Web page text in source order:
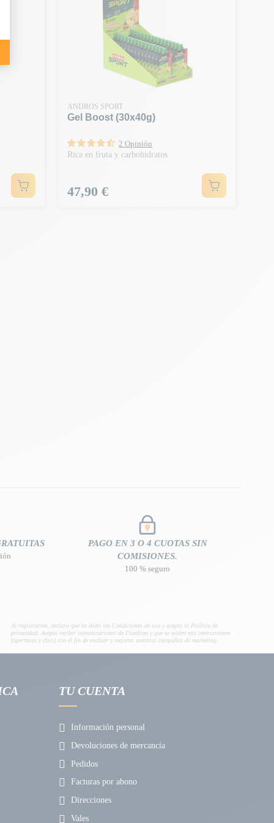
ANDROS SPORT
Gel Boost (30x40g)
2 Opinión
Rica en fruta y carbohidratos
Precio
47,90 €
PAGO EN 3 O 4 CUOTAS SIN
COMISIONES.
100 % seguro
Al registrarme, declaro que he leído las Condiciones de uso y acepto la Política de
privacidad. Acepto recibir comunicaciones de Fitadium y que se miden mis interacciones
(aperturas y clics) con el fin de evaluar y mejorar nuestras campañas de marketing.
TU CUENTA
Información personal
Devoluciones de mercancía
Pedidos
Facturas por abono
Direcciones
Vales